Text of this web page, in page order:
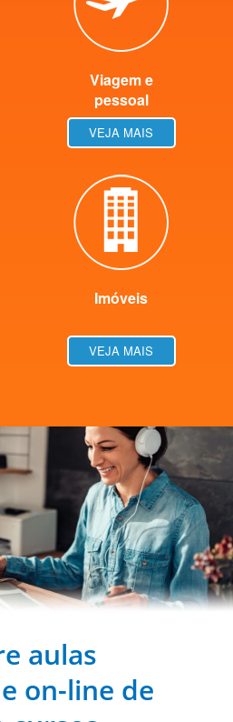
Viagem e
pessoal
VEJA MAIS
Imóveis
VEJA MAIS
aulas
on-line de